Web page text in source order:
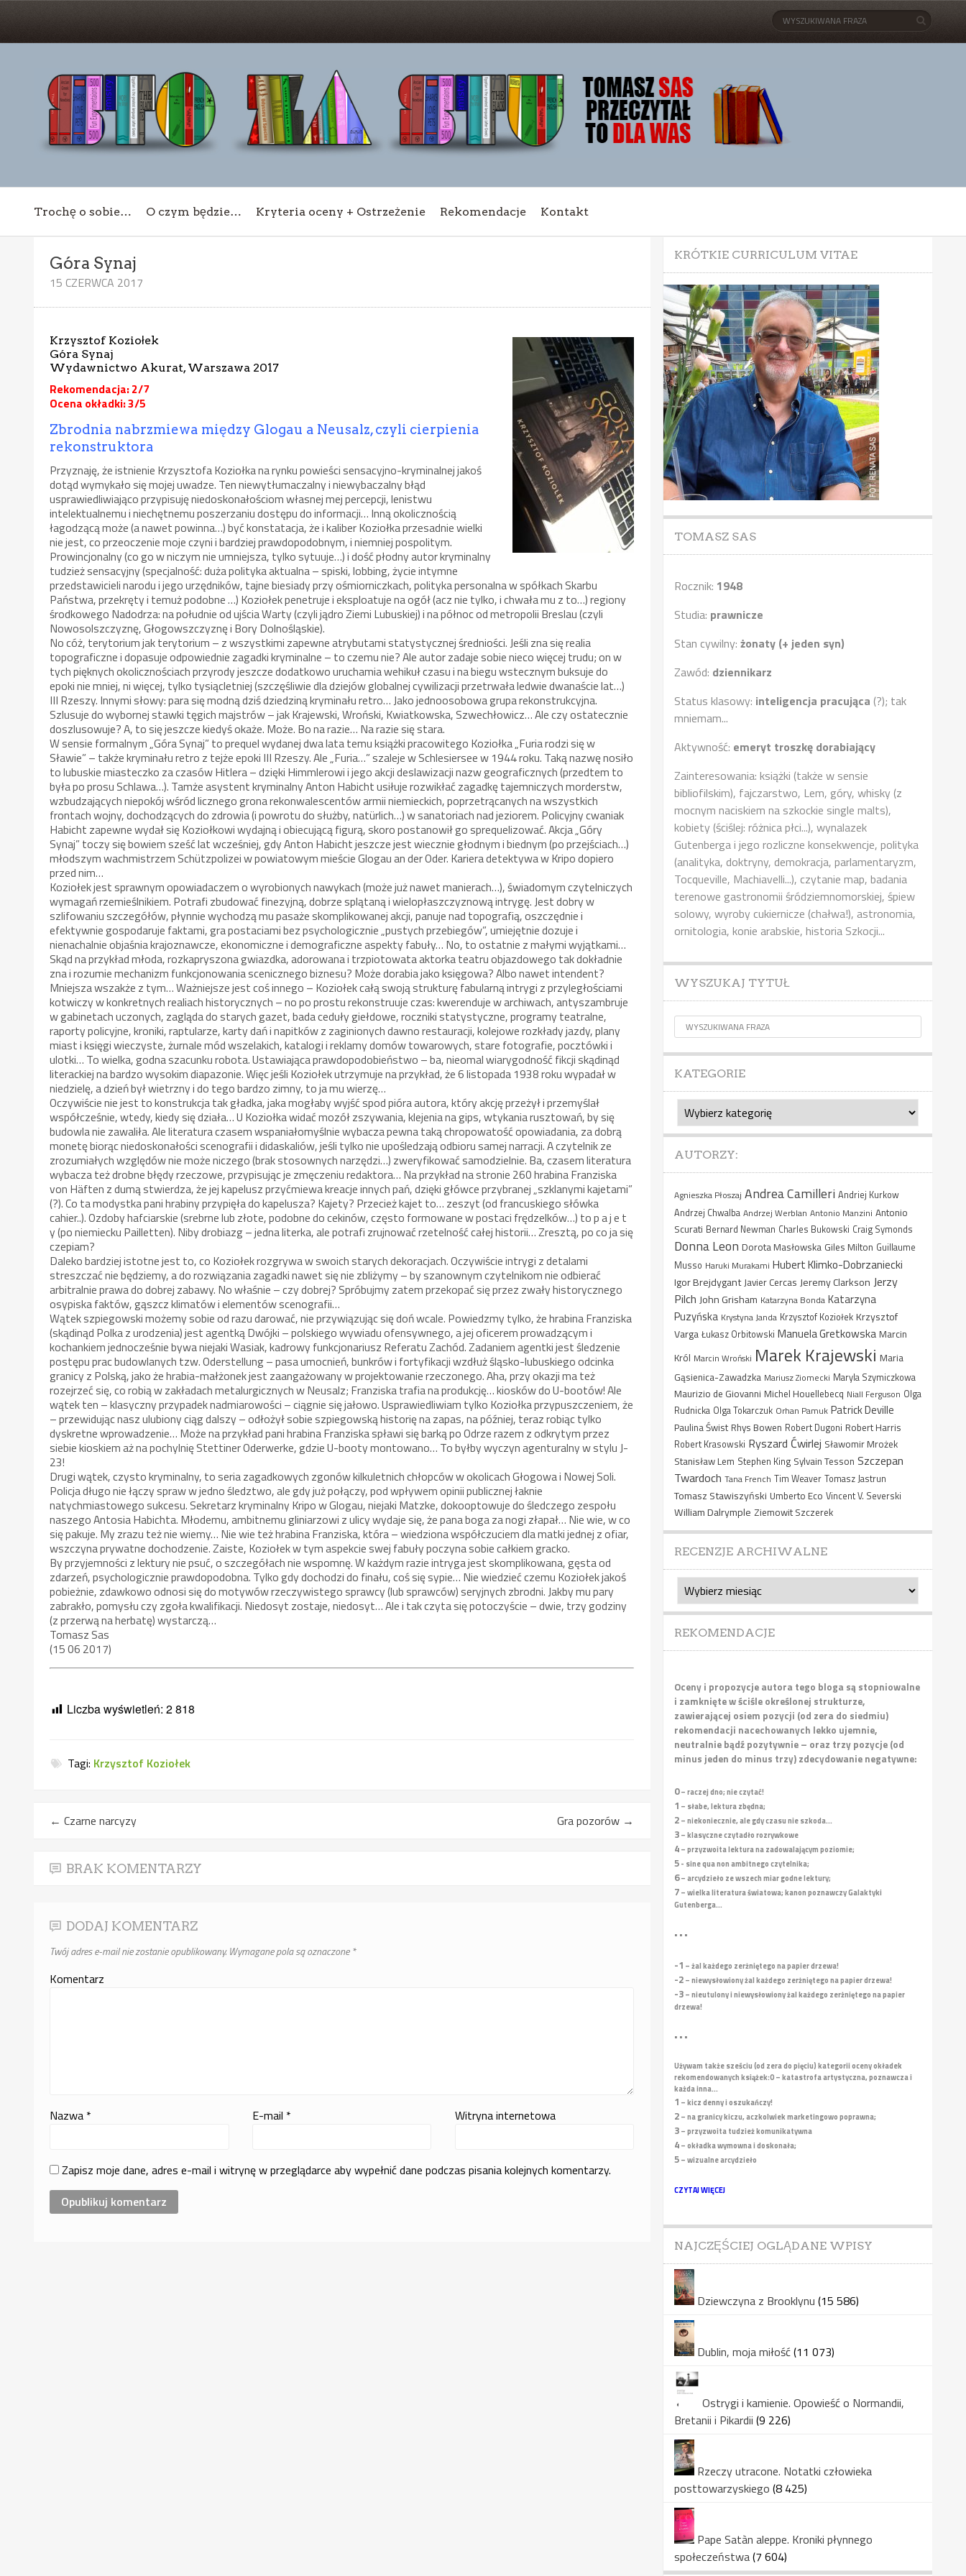
Trochę o sobie… O czym będzie… Kryteria oceny + Ostrzeżenie Rekomendacje Kontakt
Góra Synaj
15 CZERWCA 2017
Krzysztof Koziołek
Góra Synaj
Wydawnictwo Akurat, Warszawa 2017
Rekomendacja: 2/7
Ocena okładki: 3/5
Zbrodnia nabrzmiewa między Glogau a Neusalz, czyli cierpienia
rekonstruktora
Przyznaję, że istnienie Krzysztofa Koziołka na rynku powieści sensacyjno-kryminalnej jakoś
dotąd wymykało się mojej uwadze. Ten niewytłumaczalny i niewybaczalny błąd
usprawiedliwiająco przypisuję niedoskonałościom własnej mej percepcji, lenistwu
intelektualnemu i niechętnemu poszerzaniu dostępu do informacji… Inną okolicznością
łagodzącą może (a nawet powinna…) być konstatacja, że i kaliber Koziołka przesadnie wielki
nie jest, co przeoczenie moje czyni i bardziej prawdopodobnym, i niemniej pospolitym.
Prowincjonalny (co go w niczym nie umniejsza, tylko sytuuje…) i dość płodny autor kryminalny
tudzież sensacyjny (specjalność: duża polityka aktualna – spiski, lobbing, życie intymne
przedstawicieli narodu i jego urzędników, tajne biesiady przy ośmiorniczkach, polityka personalna w spółkach Skarbu
Państwa, przekręty i temuż podobne …) Koziołek penetruje i eksploatuje na ogół (acz nie tylko, i chwała mu z to…) regiony
środkowego Nadodrza: na południe od ujścia Warty (czyli jądro Ziemi Lubuskiej) i na północ od metropolii Breslau (czyli
Nowosolszczyznę, Głogowszczyznę i Bory Dolnośląskie).
No cóż, terytorium jak terytorium – z wszystkimi zapewne atrybutami statystycznej średniości. Jeśli zna się realia
topograficzne i dopasuje odpowiednie zagadki kryminalne – to czemu nie? Ale autor zadaje sobie nieco więcej trudu; on w
tych pięknych okolicznościach przyrody jeszcze dodatkowo uruchamia wehikuł czasu i na biegu wstecznym buksuje do
epoki nie mniej, ni więcej, tylko tysiącletniej (szczęśliwie dla dziejów globalnej cywilizacji przetrwała ledwie dwanaście lat…)
III Rzeszy. Innymi słowy: para się modną dziś dziedziną kryminału retro… Jako jednoosobowa grupa rekonstrukcyjna.
Szlusuje do wybornej stawki tęgich majstrów – jak Krajewski, Wroński, Kwiatkowska, Szwechłowicz… Ale czy ostatecznie
doszlusowuje? A, to się jeszcze kiedyś okaże. Może. Bo na razie… Na razie się stara.
W sensie formalnym „Góra Synaj” to prequel wydanej dwa lata temu książki pracowitego Koziołka „Furia rodzi się w
Sławie” – także kryminału retro z tejże epoki III Rzeszy. Ale „Furia…” szaleje w Schlesiersee w 1944 roku. Taką nazwę nosiło
to lubuskie miasteczko za czasów Hitlera – dzięki Himmlerowi i jego akcji deslawizacji nazw geograficznych (przedtem to
była po prosu Schlawa…). Tamże asystent kryminalny Anton Habicht usiłuje rozwikłać zagadkę tajemniczych morderstw,
wzbudzających niepokój wśród licznego grona rekonwalescentów armii niemieckich, poprzetrącanych na wszystkich
frontach wojny, dochodzących do zdrowia (i powrotu do służby, natürlich…) w sanatoriach nad jeziorem. Policyjny cwaniak
Habicht zapewne wydał się Koziołkowi wydajną i obiecującą figurą, skoro postanowił go sprequelizować. Akcja „Góry
Synaj” toczy się bowiem sześć lat wcześniej, gdy Anton Habicht jeszcze jest wiecznie głodnym i biednym (po przejściach…)
młodszym wachmistrzem Schützpolizei w powiatowym mieście Glogau an der Oder. Kariera detektywa w Kripo dopiero
przed nim…
Koziołek jest sprawnym opowiadaczem o wyrobionych nawykach (może już nawet manierach…), świadomym czytelniczych
wymagań rzemieślnikiem. Potrafi zbudować finezyjną, dobrze splątaną i wielopłaszczyznową intrygę. Jest dobry w
szlifowaniu szczegółów, płynnie wychodzą mu pasaże skomplikowanej akcji, panuje nad topografią, oszczędnie i
efektywnie gospodaruje faktami, gra postaciami bez psychologicznie „pustych przebiegów”, umiejętnie dozuje i
nienachalnie objaśnia krajoznawcze, ekonomiczne i demograficzne aspekty fabuły… No, to ostatnie z małymi wyjątkami…
Skąd na przykład młoda, rozkapryszona gwiazdka, adorowana i trzpiotowata aktorka teatru objazdowego tak dokładnie
zna i rozumie mechanizm funkcjonowania scenicznego biznesu? Może dorabia jako księgowa? Albo nawet intendent?
Mniejsza wszakże z tym… Ważniejsze jest coś innego – Koziołek całą swoją strukturę fabularną intrygi z przyległościami
kotwiczy w konkretnych realiach historycznych – no po prostu rekonstruuje czas: kwerenduje w archiwach, antyszambruje
w gabinetach uczonych, zagląda do starych gazet, bada ceduły giełdowe, roczniki statystyczne, programy teatralne,
raporty policyjne, kroniki, raptularze, karty dań i napitków z zaginionych dawno restauracji, kolejowe rozkłady jazdy, plany
miast i księgi wieczyste, żurnale mód wszelakich, katalogi i reklamy domów towarowych, stare fotografie, pocztówki i
ulotki… To wielka, godna szacunku robota. Ustawiająca prawdopodobieństwo – ba, nieomal wiarygodność fikcji skądinąd
literackiej na bardzo wysokim diapazonie. Więc jeśli Koziołek utrzymuje na przykład, że 6 listopada 1938 roku wypadał w
niedzielę, a dzień był wietrzny i do tego bardzo zimny, to ja mu wierzę…
Oczywiście nie jest to konstrukcja tak gładka, jaka mogłaby wyjść spod pióra autora, który akcję przeżył i przemyślał
współcześnie, wtedy, kiedy się działa… U Koziołka widać mozół zszywania, klejenia na gips, wtykania rusztowań, by się
budowla nie zawaliła. Ale literatura czasem wspaniałomyślnie wybacza pewna taką chropowatość opowiadania, za dobrą
monetę biorąc niedoskonałości scenografii i didaskaliów, jeśli tylko nie upośledzają odbioru samej narracji. A czytelnik ze
zrozumiałych względów nie może niczego (brak stosownych narzędzi…) zweryfikować samodzielnie. Ba, czasem literatura
wybacza też drobne błędy rzeczowe, przypisując je zmęczeniu redaktora… Na przykład na stronie 260 hrabina Franziska
von Häften z dumą stwierdza, że jej kapelusz przyćmiewa kreacje innych pań, dzięki główce przybranej „szklanymi kajetami”
(?). Co ta modystka pani hrabiny przypięła do kapelusza? Kajety? Przecież kajet to… zeszyt (od francuskiego słówka
cahier..). Ozdoby hafciarskie (srebrne lub złote, podobne do cekinów, często formowane w postaci frędzelków…) to p a j e t
y (po niemiecku Pailletten). Niby drobiazg – jedna literka, ale potrafi zrujnować rzetelność całej historii… Zresztą, po co ja się
czepiam?
Daleko bardziej istotne jest to, co Koziołek rozgrywa w swoich starych dekoracjach. Oczywiście intrygi z detalami
streszczać nie będziemy, a do rozwiązania zagadki nawet się nie zbliżymy – by szanownym czytelnikom nie odbierać
arbitralnie prawa do dobrej zabawy. No właśnie – czy dobrej? Spróbujmy zatem przekopać się przez zwały historycznego
osypiska faktów, gąszcz klimatów i elementów scenografii…
Wątek szpiegowski możemy sobie od razu darować, nie przywiązując się doń wcale. Powiedzmy tylko, że hrabina Franziska
(skądinąd Polka z urodzenia) jest agentką Dwójki – polskiego wywiadu ofensywnego, a jej oficerem prowadzącym i
kochankiem jednocześnie bywa niejaki Wasiak, kadrowy funkcjonariusz Referatu Zachód. Zadaniem agentki jest śledzenie
postępu prac budowlanych tzw. Oderstellung – pasa umocnień, bunkrów i fortyfikacji wzdłuż śląsko-lubuskiego odcinka
granicy z Polską, jako że hrabia-małżonek jest zaangażowany w projektowanie rzeczonego. Aha, przy okazji ma też
rozejrzeć się, co robią w zakładach metalurgicznych w Neusalz; Franziska trafia na produkcję… kiosków do U-bootów! Ale
wątek ten – klasyczny przypadek nadmiarowości – ciągnie się jałowo. Usprawiedliwiam tylko Koziołka przypuszczeniem, że
– przewidując nasz ulubiony ciąg dalszy – odłożył sobie szpiegowską historię na zapas, na później, teraz robiąc tylko
dyskretne wprowadzenie… Może na przykład pani hrabina Franziska spławi się barką po Odrze razem z odkrytym przez
siebie kioskiem aż na pochylnię Stettiner Oderwerke, gdzie U-booty montowano… To byłby wyczyn agenturalny w stylu J-
23!
Drugi wątek, czysto kryminalny, to seria zagadkowych zgonów kilkuletnich chłopców w okolicach Głogowa i Nowej Soli.
Policja długo nie łączy spraw w jedno śledztwo, ale gdy już połączy, pod wpływem opinii publicznej łaknie
natychmiastowego sukcesu. Sekretarz kryminalny Kripo w Glogau, niejaki Matzke, dokooptowuje do śledczego zespołu
naszego Antosia Habichta. Młodemu, ambitnemu gliniarzowi z ulicy wydaje się, że pana boga za nogi złapał… Nie wie, w co
się pakuje. My zrazu też nie wiemy… Nie wie też hrabina Franziska, która – wiedziona współczuciem dla matki jednej z ofiar,
wszczyna prywatne dochodzenie. Zaiste, Koziołek w tym aspekcie swej fabuły poczyna sobie całkiem gracko.
By przyjemności z lektury nie psuć, o szczegółach nie wspomnę. W każdym razie intryga jest skomplikowana, gęsta od
zdarzeń, psychologicznie prawdopodobna. Tylko gdy dochodzi do finału, coś się sypie… Nie wiedzieć czemu Koziołek jakoś
pobieżnie, zdawkowo odnosi się do motywów rzeczywistego sprawcy (lub sprawców) seryjnych zbrodni. Jakby mu pary
zabrakło, pomysłu czy zgoła kwalifikacji. Niedosyt zostaje, niedosyt… Ale i tak czyta się potoczyście – dwie, trzy godziny
(z przerwą na herbatę) wystarczą…
Tomasz Sas
(15 06 2017)
Liczba wyświetleń: 2 818
Tagi: Krzysztof Koziołek
← Czarne narcyzy Gra pozorów →
BRAK KOMENTARZY
DODAJ KOMENTARZ
Twój adres e-mail nie zostanie opublikowany.Wymagane pola są oznaczone*
Komentarz
Nazwa * E-mail * Witryna internetowa
Zapisz moje dane, adres e-mail i witrynę w przeglądarce aby wypełnić dane podczas pisania kolejnych komentarzy.
KRÓTKIE CURRICULUM VITAE
TOMASZ SAS
Rocznik: 1948
Studia: prawnicze
Stan cywilny: żonaty (+ jeden syn)
Zawód: dziennikarz
Status klasowy: inteligencja pracująca (?); tak
mniemam...
Aktywność: emeryt troszkę dorabiający
Zainteresowania: książki (także w sensie
bibliofilskim), fajczarstwo, Lem, góry, whisky (z
mocnym naciskiem na szkockie single malts),
kobiety (ściślej: różnica płci...), wynalazek
Gutenberga i jego rozliczne konsekwencje, polityka
(analityka, doktryny, demokracja, parlamentaryzm,
Tocqueville, Machiavelli...), czytanie map, badania
terenowe gastronomii śródziemnomorskiej, śpiew
solowy, wyroby cukiernicze (chałwa!), astronomia,
ornitologia, konie arabskie, historia Szkocji...
WYSZUKAJ TYTUŁ
KATEGORIE
Kategorie
AUTORZY:
Agnieszka Płoszaj Andrea Camilleri Andriej Kurkow
Andrzej Chwalba Andrzej Werblan Antonio Manzini Antonio
Scurati Bernard Newman Charles Bukowski Craig Symonds
Donna Leon Dorota Masłowska Giles Milton Guillaume
Musso Haruki Murakami Hubert Klimko-Dobrzaniecki
Igor Brejdygant Javier Cercas Jeremy Clarkson Jerzy
Pilch John Grisham Katarzyna Bonda Katarzyna
Puzyńska Krystyna Janda Krzysztof Koziołek Krzysztof
Varga Łukasz Orbitowski Manuela Gretkowska Marcin
Król Marcin Wroński Marek Krajewski Maria
Gąsienica-Zawadzka Mariusz Ziomecki Maryla Szymiczkowa
Maurizio de Giovanni Michel Houellebecq Niall Ferguson Olga
Rudnicka Olga Tokarczuk Orhan Pamuk Patrick Deville
Paulina Świst Rhys Bowen Robert Dugoni Robert Harris
Robert Krasowski Ryszard Ćwirlej Sławomir Mrożek
Stanisław Lem Stephen King Sylvain Tesson Szczepan
Twardoch Tana French Tim Weaver Tomasz Jastrun
Tomasz Stawiszyński Umberto Eco Vincent V. Severski
William Dalrymple Ziemowit Szczerek
RECENZJE ARCHIWALNE
Recenzje
archiwalne
REKOMENDACJE
Oceny i propozycje autora tego bloga są stopniowalne
i zamknięte w ściśle określonej strukturze,
zawierającej osiem pozycji (od zera do siedmiu)
rekomendacji nacechowanych lekko ujemnie,
neutralnie bądź pozytywnie – oraz trzy pozycje (od
minus jeden do minus trzy) zdecydowanie negatywne:
0– raczej dno; nie czytać!
1 – słabe, lektura zbędna;
2– niekoniecznie, ale gdy czasu nie szkoda...
3– klasyczne czytadło rozrywkowe
4– przyzwoita lektura na zadowalającym poziomie;
5- sine qua non ambitnego czytelnika;
6– arcydzieło ze wszech miar godne lektury;
7– wielka literatura światowa; kanon poznawczy Galaktyki
Gutenberga...
• • •
-1 – żal każdego zerżniętego na papier drzewa!
-2– niewysłowiony żal każdego zerżniętego na papier drzewa!
-3– nieutulony i niewysłowiony żal każdego zerżniętego na papier
drzewa!
• • •
Używam także sześciu (od zera do pięciu) kategorii oceny okładek
rekomendowanych książek:0 – katastrofa artystyczna, poznawcza i
każda inna...
1 – kicz denny i oszukańczy!
2– na granicy kiczu, aczkolwiek marketingowo poprawna;
3– przyzwoita tudzież komunikatywna
4– okładka wymowna i doskonała;
5– wizualne arcydzieło
CZYTAJ WIĘCEJ
NAJCZĘŚCIEJ OGLĄDANE WPISY
Dziewczyna z Brooklynu (15 586)
Dublin, moja miłość(11 073)
Ostrygi i kamienie. Opowieść o Normandii,
Bretanii i Pikardii (9 226)
Rzeczy utracone. Notatki człowieka
posttowarzyskiego (8 425)
Pape Satàn aleppe. Kroniki płynnego
społeczeństwa(7 604)